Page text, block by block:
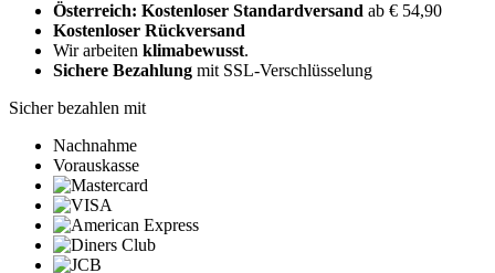
Österreich: Kostenloser Standardversand ab € 54,90
Kostenloser Rückversand
Wir arbeiten klimabewusst.
Sichere Bezahlung mit SSL-Verschlüsselung
Sicher bezahlen mit
Nachnahme
Vorauskasse